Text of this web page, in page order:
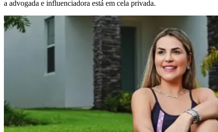
a advogada e influenciadora está em cela privada.